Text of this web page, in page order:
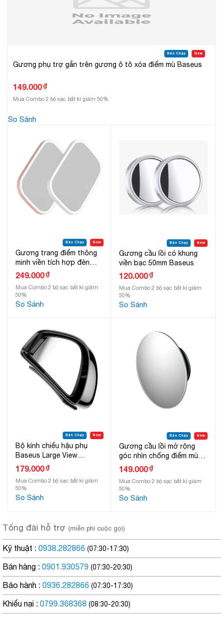
Bán Chạy New
Gương phụ trợ gắn trên gương ô tô xóa điểm mù Baseus
149.000₫
Mua Combo 2 bộ sạc bất kì giảm 50%
So Sánh
Bán Chạy New
Gương trang điểm thông
minh viền tích hợp đèn
LED cảm ứng Baseus
Touch-up Mirror
249.000₫
Mua Combo 2 bộ sạc bất kì giảm
50%
So Sánh
Bán Chạy New
Gương cầu lồi có khung
viền bạc 50mm Baseus
120.000₫
Mua Combo 2 bộ sạc bất kì giảm
50%
So Sánh
Bán Chạy New
Bộ kính chiếu hậu phụ
Baseus Large View
Reversing Auxiliary Mirror
179.000₫
Mua Combo 2 bộ sạc bất kì giảm
50%
So Sánh
Bán Chạy New
Gương cầu lồi mở rộng
góc nhìn chống điểm mù
cho xe hơi Baseus LV466
Full View Blind Spot
Rearview Mirrors (Bộ 2 cái)
149.000₫
Mua Combo 2 bộ sạc bất kì giảm
50%
So Sánh
Tổng đài hỗ trợ (miễn phí cuộc gọi)
Kỹ thuật : 0938.282866 (07:30-17:30)
Bán hàng : 0901.930579 (07:30-20:30)
Bảo hành : 0936.282866 (07:30-17:30)
Khiếu nại : 0799.368368 (08:30-20:30)